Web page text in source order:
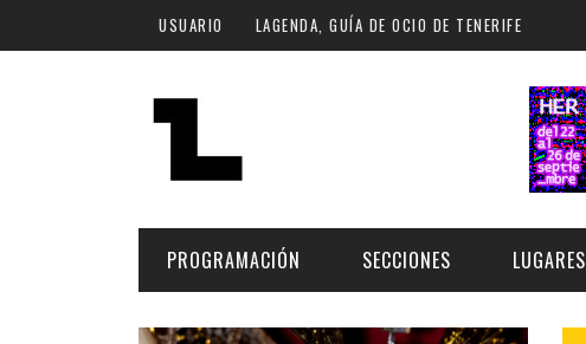
Pasar al contenido principal
USUARIO LAGENDA, GUÍA DE OCIO DE TENERIFE
PROGRAMACIÓN SECCIONES LUGARES